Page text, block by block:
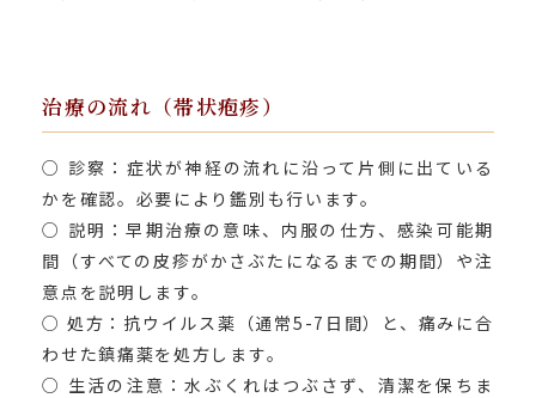
治療の流れ（帯状疱疹）
○ 診察：症状が神経の流れに沿って片側に出ている
かを確認。必要により鑑別も行います。
○ 説明：早期治療の意味、内服の仕方、感染可能期
間（すべての皮疹がかさぶたになるまでの期間）や注
意点を説明します。
○ 処方：抗ウイルス薬（通常5-7日間）と、痛みに合
わせた鎮痛薬を処方します。
○ 生活の注意：水ぶくれはつぶさず、清潔を保ちま